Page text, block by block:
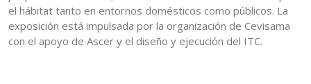
el hábitat tanto en entornos domésticos como públicos. La
exposición está impulsada por la organización de Cevisama
con el apoyo de Ascer y el diseño y ejecución del ITC.